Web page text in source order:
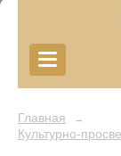
Главная →
Культурно-